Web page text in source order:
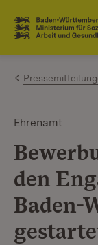
Zum Inhalt
Link zur
Ehrenamt
den
Baden-